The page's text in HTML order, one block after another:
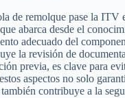
de remolque pase la ITV
abarca desde el
adecuado del
la revisión de
previa, es clave para
aspectos no solo
contribuye a la